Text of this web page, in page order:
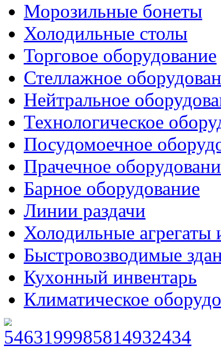
Морозильные бонеты
Холодильные столы
Торговое оборудование
Стеллажное
Нейтральное
Технологическое
Посудомоечное
Прачечное
Барное оборудование
Линии раздачи
Холодильные агрегаты
Быстровозводимые
Кухонный инвентарь
Климатическое